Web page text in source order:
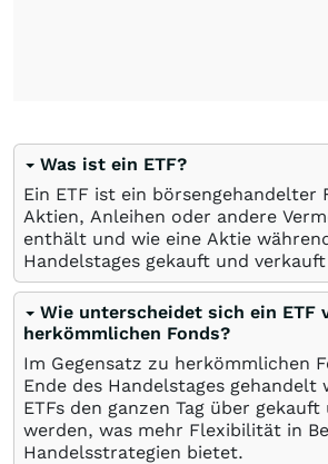
Was ist ein ETF?
Ein ETF ist ein börsengehandelter
Aktien, Anleihen oder andere
enthält und wie eine Aktie
Handelstages gekauft und
Wie unterscheidet sich ein ETF
herkömmlichen Fonds?
Im Gegensatz zu herkömmlichen
Ende des Handelstages gehandelt
ETFs den ganzen Tag über
werden, was mehr Flexibilität in
Handelsstrategien bietet.